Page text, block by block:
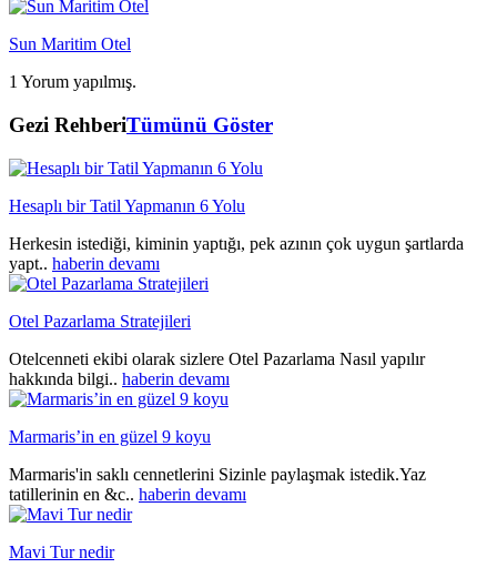
Sun Maritim Otel
1 Yorum yapılmış.
Gezi RehberiTümünü Göster
Hesaplı bir Tatil Yapmanın 6 Yolu
Herkesin istediği, kiminin yaptığı, pek azının çok uygun şartlarda
yapt.. haberin devamı
Otel Pazarlama Stratejileri
Otelcenneti ekibi olarak sizlere Otel Pazarlama Nasıl yapılır
hakkında bilgi.. haberin devamı
Marmaris’in en güzel 9 koyu
Marmaris'in saklı cennetlerini Sizinle paylaşmak istedik.Yaz
tatillerinin en &c.. haberin devamı
Mavi Tur nedir